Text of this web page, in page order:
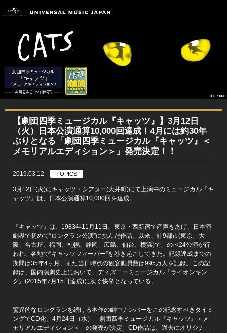
【劇団四季ミュージカル『キャッツ』】3月12日
（火）日本公演通算10,000回達成！4月には約30年
ぶりとなる「劇団四季ミュージカル『キャッツ』＜
メモリアルエディション＞」発売決定！！
2019.03.12 TOPICS
3月12日(火)にキャッツ・シアター(大井町)にて上演中のミュージカル『キ
ャッツ』は、日本公演通算10,000回を達成。
『キャッツ』は、1983年11月11日、東京・西新宿で産声をあげ、日本演
劇界で初めて“ロングラン公演”に挑んだ作品。以来、計9都市(東京、大
阪、名古屋、福岡、札幌、静岡、広島、仙台、横浜)で、のべ24公演が行
われ、各地で“キャッツフィーバー”を巻き起こしてきた。記録達成までの
期間は35年4ヶ月、また当日時点の観客動員数は995万人を記録。この記
録は、国内演劇史上において、ディズニーミュージカル『ライオンキン
グ』(2015年7月15日達成)に次ぐ快挙となっている。
驚異的なロングランを続ける本作の劇中ナンバーをこの記念すべきタイミ
ングでCD化。4月24日（水）「劇団四季ミュージカル『キャッツ』＜メ
モリアルエディション＞」の発売が決定。CD作品は、過去にオリジナ